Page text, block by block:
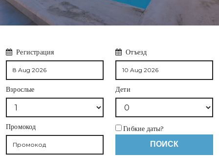
Регистрация Отъезд
Взрослые Дети
Промокод Гибкие даты?
ПОИСК